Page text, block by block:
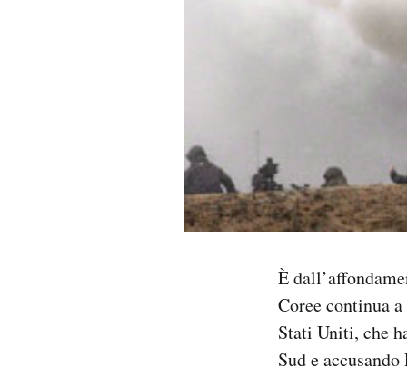
È
Coree continua a
Stati Uniti, che
Sud e